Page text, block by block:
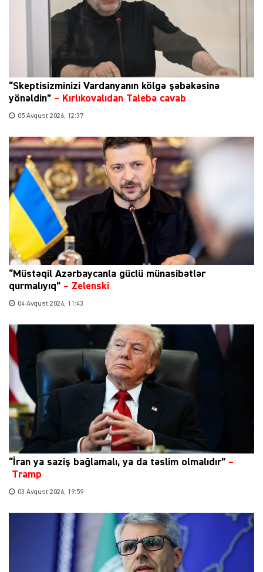
“Skeptisizminizi Vardanyanın kölgə şəbəkəsinə
yönəldin” – Kırlıkovalıdan Talebə cavab
05 Avqust 2026, 12:37
“Müstəqil Azərbaycanla güclü münasibətlər
qurmalıyıq” – Zelenski
04 Avqust 2026, 11:43
“İran ya saziş bağlamalı, ya da təslim olmalıdır” –
Tramp
03 Avqust 2026, 19:59